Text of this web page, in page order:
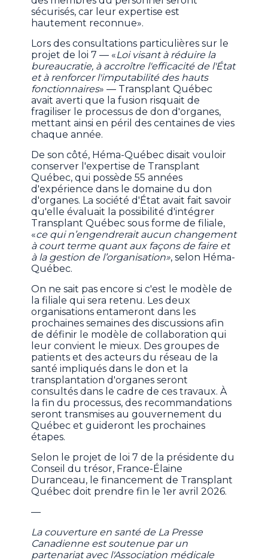
sécurisés, car leur expertise est
hautement reconnue».
Lors des consultations particulières sur le
projet de loi 7 — «Loi visant à réduire la
bureaucratie, à accroître l'efficacité de l'État
et à renforcer l'imputabilité des hauts
fonctionnaires» — Transplant Québec
avait averti que la fusion risquait de
fragiliser le processus de don d'organes,
mettant ainsi en péril des centaines de vies
chaque année.
De son côté, Héma-Québec disait vouloir
conserver l'expertise de Transplant
Québec, qui possède 55 années
d'expérience dans le domaine du don
d'organes. La société d'État avait fait savoir
qu'elle évaluait la possibilité d'intégrer
Transplant Québec sous forme de filiale,
«ce qui n’engendrerait aucun changement
à court terme quant aux façons de faire et
à la gestion de l’organisation», selon Héma-
Québec.
On ne sait pas encore si c'est le modèle de
la filiale qui sera retenu. Les deux
organisations entameront dans les
prochaines semaines des discussions afin
de définir le modèle de collaboration qui
leur convient le mieux. Des groupes de
patients et des acteurs du réseau de la
santé impliqués dans le don et la
transplantation d'organes seront
consultés dans le cadre de ces travaux. À
la fin du processus, des recommandations
seront transmises au gouvernement du
Québec et guideront les prochaines
étapes.
Selon le projet de loi 7 de la présidente du
Conseil du trésor, France-Élaine
Duranceau, le financement de Transplant
Québec doit prendre fin le 1er avril 2026.
—
La couverture en santé de La Presse
Canadienne est soutenue par un
partenariat avec l'Association médicale